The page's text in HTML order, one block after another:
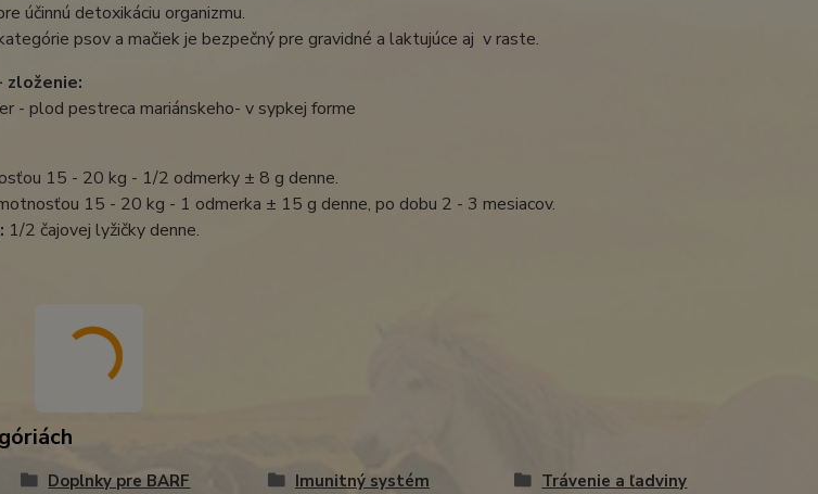
účinnú detoxikáciu organizmu.
psov a mačiek je bezpečný pre gravidné a laktujúce aj v raste.
zloženie:
- plod pestreca mariánskeho- v sypkej forme
15 - 20 kg - 1/2 odmerky ± 8 g denne.
15 - 20 kg - 1 odmerka ± 15 g denne, po dobu 2 - 3 mesiacov.
1/2 čajovej lyžičky denne.
Doplnky pre BARF Imunitný systém Trávenie a ľadviny